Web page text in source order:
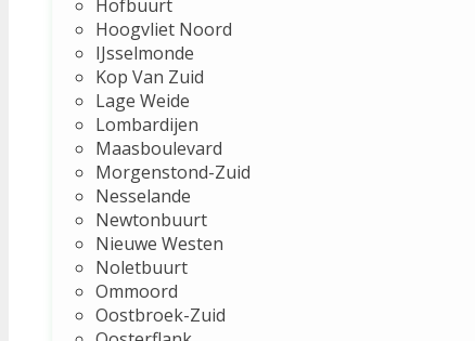
Hofbuurt
Hoogvliet Noord
IJsselmonde
Kop Van Zuid
Lage Weide
Lombardijen
Maasboulevard
Morgenstond-Zuid
Nesselande
Newtonbuurt
Nieuwe Westen
Noletbuurt
Ommoord
Oostbroek-Zuid